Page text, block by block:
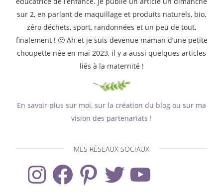
sur 2, en parlant de maquillage et produits naturels, bio,
zéro déchets, sport, randonnées et un peu de tout,
finalement ! 🙂 Ah et je suis devenue maman d’une petite
choupette née en mai 2023, il y a aussi quelques articles
liés à la maternité !
En savoir plus sur moi, sur la création du blog ou sur ma
vision des partenariats !
MES RÉSEAUX SOCIAUX
InstagramFacebook PinterestTwitter YouTube